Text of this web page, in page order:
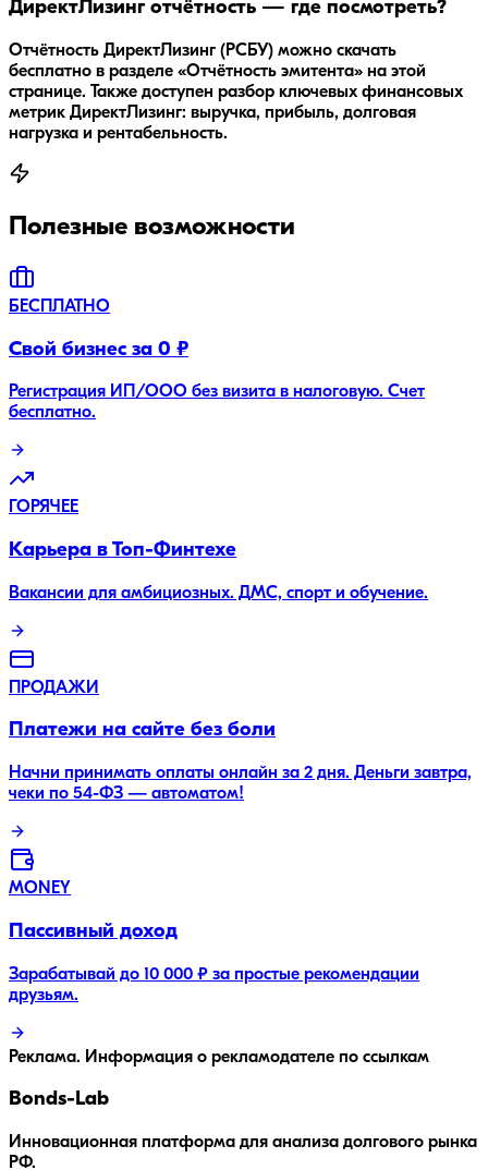
ДиректЛизинг отчётность — где посмотреть?
Отчётность ДиректЛизинг (РСБУ) можно скачать
бесплатно в разделе «Отчётность эмитента» на этой
странице. Также доступен разбор ключевых финансовых
метрик ДиректЛизинг: выручка, прибыль, долговая
нагрузка и рентабельность.
Полезные возможности
БЕСПЛАТНО
Свой бизнес за 0 ₽
Регистрация ИП/ООО без визита в налоговую. Счет
бесплатно.
ГОРЯЧЕЕ
Карьера в Топ-Финтехе
Вакансии для амбициозных. ДМС, спорт и обучение.
ПРОДАЖИ
Платежи на сайте без боли
Начни принимать оплаты онлайн за 2 дня. Деньги завтра,
чеки по 54-ФЗ — автоматом!
MONEY
Пассивный доход
Зарабатывай до 10 000 ₽ за простые рекомендации
друзьям.
Реклама. Информация о рекламодателе по ссылкам
Bonds-Lab
Инновационная платформа для анализа долгового рынка
РФ.